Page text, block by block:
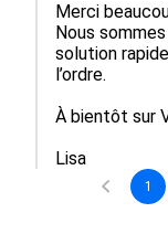
Merci
Nous
solution
l’ordre.
À bientôt sur
Lisa
1